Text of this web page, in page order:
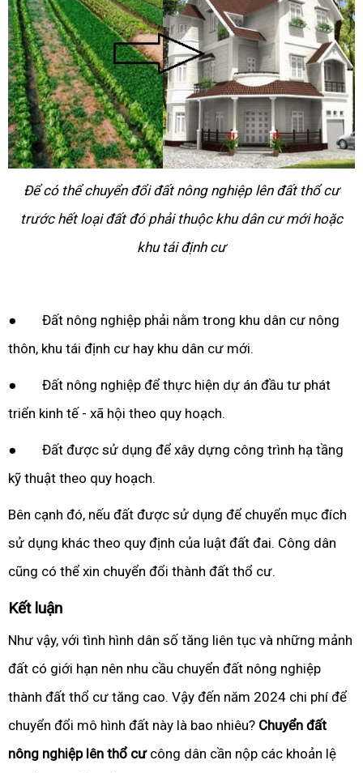
Để có thể chuyển đổi đất nông nghiệp lên đất thổ cư
trước hết loại đất đó phải thuộc khu dân cư mới hoặc
khu tái định cư
● Đất nông nghiệp phải nằm trong khu dân cư nông
thôn, khu tái định cư hay khu dân cư mới.
● Đất nông nghiệp để thực hiện dự án đầu tư phát
triển kinh tế - xã hội theo quy hoạch.
● Đất được sử dụng để xây dựng công trình hạ tầng
kỹ thuật theo quy hoạch.
Bên cạnh đó, nếu đất được sử dụng để chuyển mục đích
sử dụng khác theo quy định của luật đất đai. Công dân
cũng có thể xin chuyển đổi thành đất thổ cư.
Kết luận
Như vậy, với tình hình dân số tăng liên tục và những mảnh
đất có giới hạn nên nhu cầu chuyển đất nông nghiệp
thành đất thổ cư tăng cao. Vậy đến năm 2024 chi phí để
chuyển đổi mô hình đất này là bao nhiêu? Chuyển đất
nông nghiệp lên thổ cưcông dân cần nộp các khoản lệ